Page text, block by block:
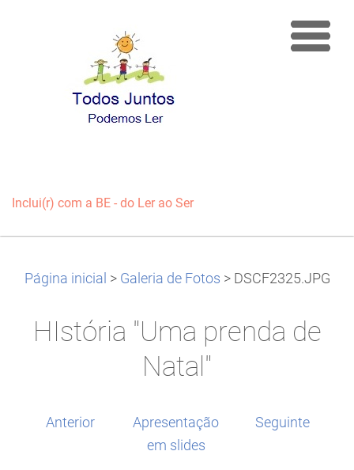
Inclui(r) com a BE - do Ler ao Ser
Página inicial > Galeria de Fotos > DSCF2325.JPG
HIstória "Uma prenda de
Natal"
Anterior
Apresentação
em slides
Seguinte